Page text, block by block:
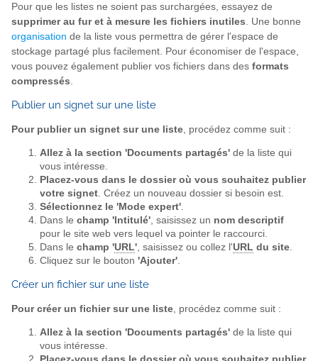
Pour que les listes ne soient pas surchargées, essayez de
supprimer au fur et à mesure les fichiers inutiles . Une bonne
organisation de la liste vous permettra de gérer l'espace de
stockage partagé plus facilement. Pour économiser de l'espace,
vous pouvez également publier vos fichiers dans des formats
compressés
Publier un signet sur une liste
Pour publier un signet sur une liste , procédez comme suit :
Allez à la section 'Documents partagés' de la liste qui
vous intéresse.
Placez-vous dans le dossier où vous souhaitez publier
votre signet. Créez un nouveau dossier si besoin est.
Sélectionnez le 'Mode expert'.
Dans le champ 'Intitulé', saisissez un nom descriptif
pour le site web vers lequel va pointer le raccourci.
Dans le champ 'URL', saisissez ou collez l'URL du site.
Cliquez sur le bouton 'Ajouter'.
Créer un fichier sur une liste
Pour créer un fichier sur une liste , procédez comme suit :
Allez à la section 'Documents partagés' de la liste qui
vous intéresse.